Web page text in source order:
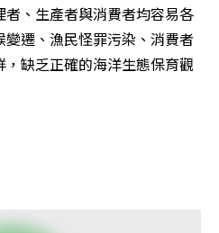
、生產者與消費者均容易各
遷、漁民怪罪污染、消費者
缺乏正確的海洋生態保育觀